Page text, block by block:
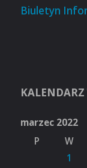
Biuletyn
marzec 2022
P
W
1